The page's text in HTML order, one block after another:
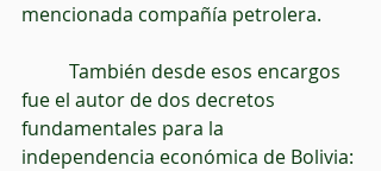
mencionada compañía petrolera.
fue el autor de dos decretos
fundamentales para la
independencia económica de Bolivia: